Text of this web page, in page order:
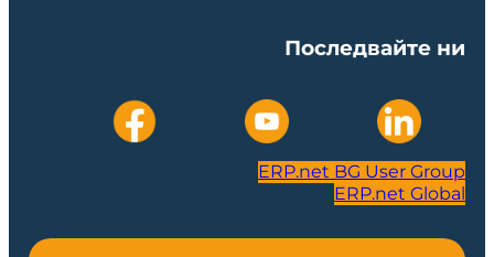
Последвайте ни
ERP.net BG User Group
ERP.net Global